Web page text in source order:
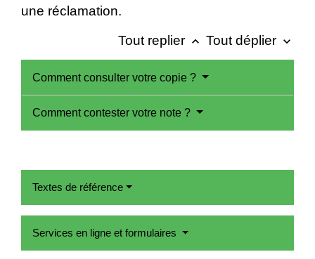
une réclamation.
Tout replier keyboard_arrow_up Tout déplier keyboard_arrow_down
Comment consulter votre copie ?
Comment contester votre note ?
Textes de référence
Services en ligne et formulaires